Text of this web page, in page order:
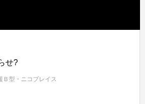
せ?
援Ｂ型・ニコプレイス